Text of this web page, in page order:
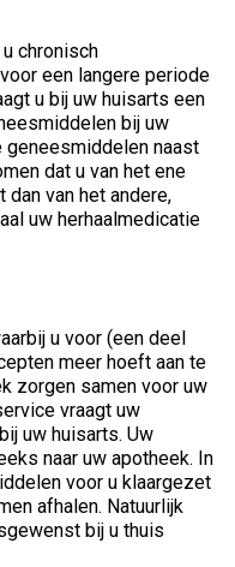
chronisch
een langere periode
u bij uw huisarts een
bij uw
geneesmiddelen naast
dat u van het ene
van het andere,
uw herhaalmedicatie
u voor (een deel
meer hoeft aan te
zorgen samen voor uw
vraagt uw
uw huisarts. Uw
naar uw apotheek. In
voor u klaargezet
afhalen. Natuurlijk
bij u thuis